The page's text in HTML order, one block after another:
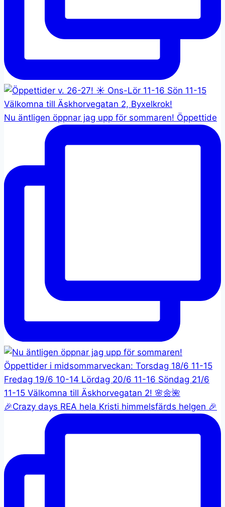
Nu äntligen öppnar jag upp för sommaren! Öppettide
🎉Crazy days REA hela Kristi himmelsfärds helgen 🎉